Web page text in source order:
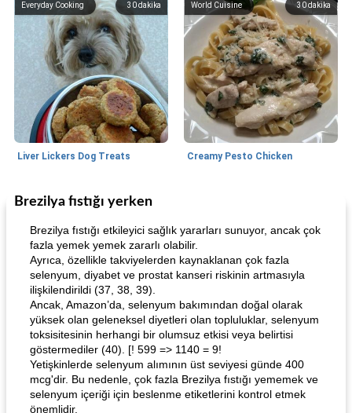
30dakika
Everyday Cooking
Liver Lickers Dog Treats
30dakika
World Cuisine
Creamy Pesto Chicken
40dakika
Pork
Lime, Chili and Brown Sugar Pork Chops Hazelnut-Crusted Salmon
Brezilya fıstığı yerken
Brezilya fıstığı etkileyici sağlık yararları sunuyor, ancak çok
fazla yemek yemek zararlı olabilir.
Ayrıca, özellikle takviyelerden kaynaklanan çok fazla
selenyum, diyabet ve prostat kanseri riskinin artmasıyla
ilişkilendirildi (37, 38, 39).
Ancak, Amazon’da, selenyum bakımından doğal olarak
yüksek olan geleneksel diyetleri olan topluluklar, selenyum
toksisitesinin herhangi bir olumsuz etkisi veya belirtisi
göstermediler (40). [! 599 => 1140 = 9!
Yetişkinlerde selenyum alımının üst seviyesi günde 400
mcg'dir. Bu nedenle, çok fazla Brezilya fıstığı yememek ve
selenyum içeriği için beslenme etiketlerini kontrol etmek
önemlidir.